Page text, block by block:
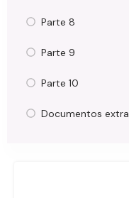
Parte 8
Parte 9
Parte 10
Documentos extra